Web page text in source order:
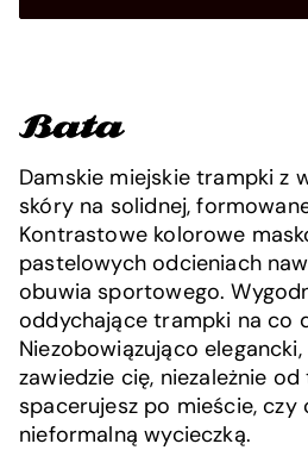
Damskie miejskie trampki z
skóry na solidnej,
Kontrastowe kolorowe
pastelowych odcieniach
obuwia sportowego.
oddychające trampki na co
Niezobowiązująco
zawiedzie cię, niezależnie
spacerujesz po mieście, czy
nieformalną wycieczką.